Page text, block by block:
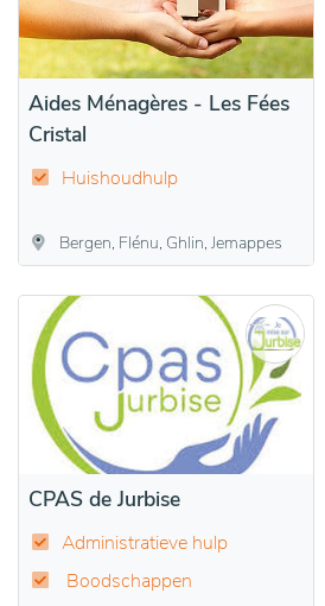
Aides Ménagères - Les Fées
Cristal
Huishoudhulp
Bergen, Flénu, Ghlin, Jemappes
CPAS de Jurbise
Administratieve hulp
Boodschappen